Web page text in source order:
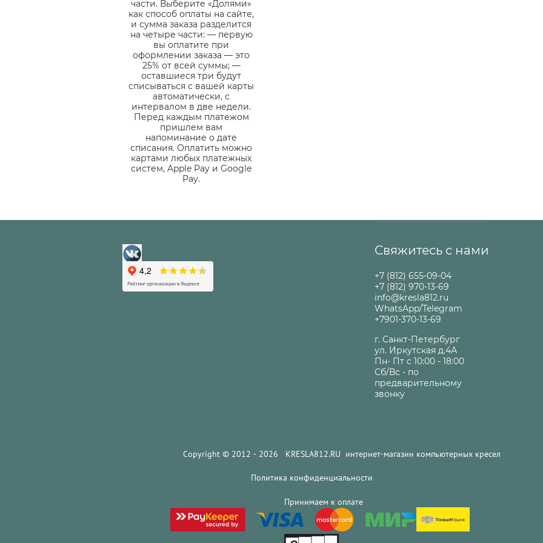
части. Выберите «Долями»
как способ оплаты на сайте,
и сумма заказа разделится
на четыре части: — первую
вы оплатите при
оформлении заказа — это
25% от всей суммы; —
оставшиеся три будут
списываться с вашей карты
автоматически, с
интервалом в две недели.
Перед каждым платежом
пришлем вам
напоминание о дате
списания. Оплатить можно
картами любых платежных
систем, Apple Pay и Google
Pay.
Свяжитесь с нами
+7 (812) 655-09-04
+7 (812) 970-13-69
info@kresla812.ru
WhatsApp/Telegram
+7901-370-13-69
г. Санкт-Петербург
ул. Иркутская д.4А
Пн- Пт с 10:00 - 18:00
Сб/Вс - по
предварительному
звонку
Copyright © 2012 - 2026 KRESLA812.RU интернет-магазин компьютерных кресел
Политика конфиденциальности
Принимаем к оплате